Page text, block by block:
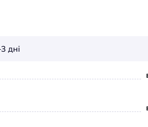
дні